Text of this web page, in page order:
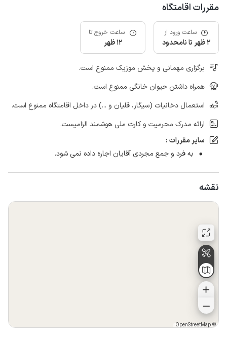
مقررات اقامتگاه
ساعت ورود از
2 ظهر تا نامحدود
ساعت خروج تا
12 ظهر
برگزاری مهمانی و پخش موزیک ممنوع است.
همراه داشتن حیوان خانگی ممنوع است.
استعمال دخانیات (سیگار، قلیان و ...) در داخل اقامتگاه ممنوع است.
ارائه مدرک محرمیت و کارت ملی هوشمند الزامیست.
سایر مقررات :
به فرد و جمع مجردی آقایان اجاره داده نمی شود.
نقشه
©
OpenStreetMap